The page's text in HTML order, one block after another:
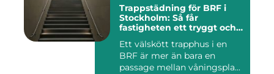
Trappstädning för BRF i
Stockholm: Så får
fastigheten ett tryggt och
Ett välskött trapphus i en
BRF är mer än bara en
passage mellan våningspla...